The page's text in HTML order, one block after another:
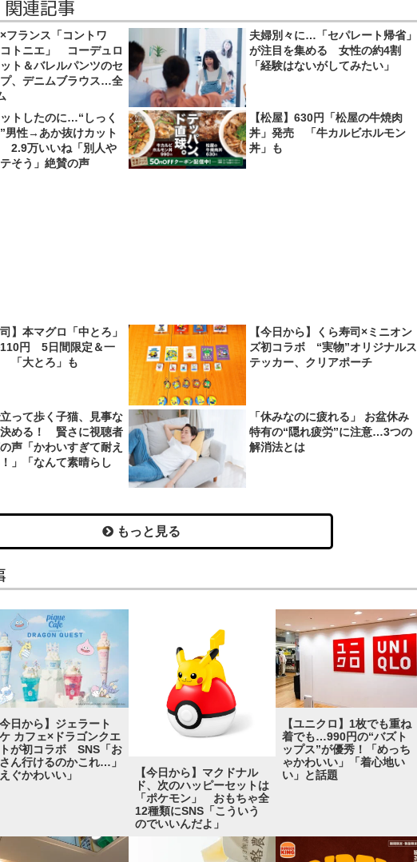
関連記事
フランス「コントワ
トニエ」 コーデュロ
ト＆バレルパンツのセ
、デニムブラウス…全
夫婦別々に…「セパレート帰省」
が注目を集める 女性の約4割
「経験はないがしてみたい」
トしたのに…“しっく
男性→あか抜けカット
2.9万いいね「別人や
そう」絶賛の声
【松屋】630円「松屋の牛焼肉
丼」発売 「牛カルビホルモン
丼」も
司】本マグロ「中とろ」
円 5日間限定＆一
「大とろ」も
【今日から】くら寿司×ミニオン
ズ初コラボ “実物”オリジナルス
テッカー、クリアポーチ
って歩く子猫、見事な
める！ 賢さに視聴者
声「かわいすぎて耐え
」「なんて素晴らし
「休みなのに疲れる」 お盆休み
特有の“隠れ疲労”に注意…3つの
解消法とは
もっと見る
今日から】ジェラート
カフェ×ドラゴンクエ
が初コラボ SNS「お
ん行けるのかこれ…」
えぐかわいい」
【今日から】マクドナル
ド、次のハッピーセットは
「ポケモン」 おもちゃ全
12種類にSNS「こういう
のでいいんだよ」
【ユニクロ】1枚でも重ね
着でも…990円の“バズト
ップス”が優秀！「めっち
ゃかわいい」「着心地い
い」と話題